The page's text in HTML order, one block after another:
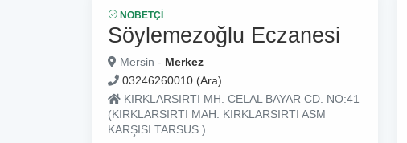
NÖBETÇI
Söylemezoğlu Eczanesi
Mersin - Merkez
03246260010 (Ara)
KIRKLARSIRTI MH. CELAL BAYAR CD. NO:41
(KIRKLARSIRTI MAH. KIRKLARSIRTI ASM
KARŞISI TARSUS )